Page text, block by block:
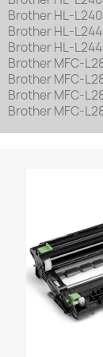
Brother HL-
Brother HL-
Brother HL-
Brother MFC-
Brother MFC-
Brother MFC-
Brother MFC-